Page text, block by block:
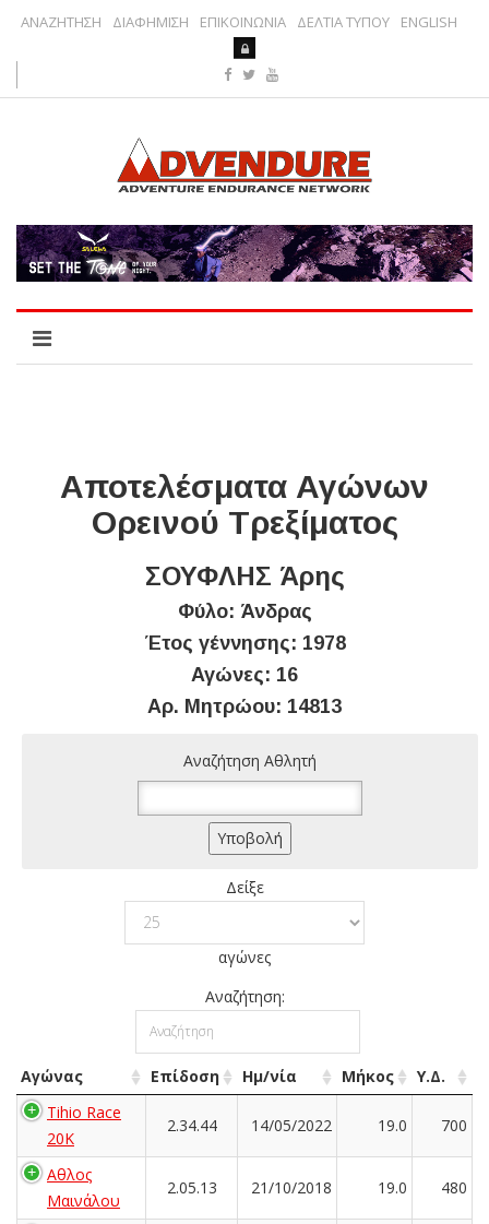
ΑΝΑΖΗΤΗΣΗ ΔΙΑΦΗΜΙΣΗ ΕΠΙΚΟΙΝΩΝΙΑ ΔΕΛΤΙΑ ΤΥΠΟΥ ENGLISH
Αποτελέσματα Αγώνων
Ορεινού Τρεξίματος
ΣΟΥΦΛΗΣ Άρης
Φύλο: Άνδρας
Έτος γέννησης: 1978
Αγώνες: 16
Αρ. Μητρώου: 14813
Αναζήτηση Αθλητή
Δείξε
αγώνες
Αναζήτηση:
Αγώνας Επίδοση Ημ/νία Μήκος
Υ.Δ.
Tihio Race
20K
2.34.44 14/05/2022 19.0 700
Αθλος
Μαινάλου
2.05.13 21/10/2018 19.0 480